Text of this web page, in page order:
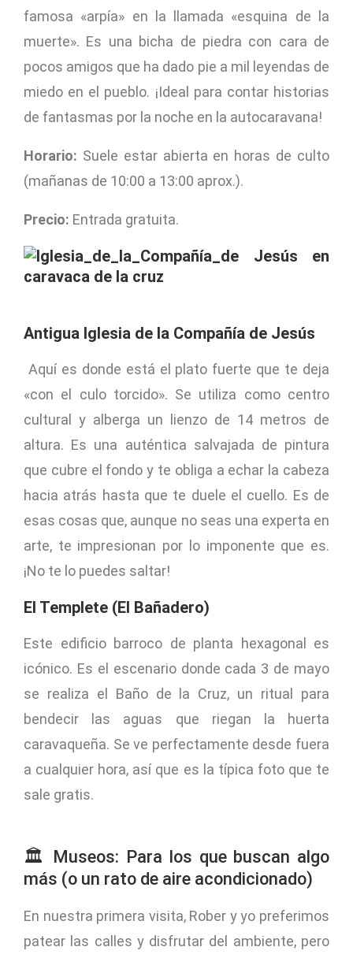
famosa «arpía» en la llamada «esquina de la
muerte». Es una bicha de piedra con cara de
pocos amigos que ha dado pie a mil leyendas de
miedo en el pueblo. ¡Ideal para contar historias
de fantasmas por la noche en la autocaravana!
Horario: Suele estar abierta en horas de culto
(mañanas de 10:00 a 13:00 aprox.).
Precio: Entrada gratuita.
Antigua Iglesia de la Compañía de Jesús
Aquí es donde está el plato fuerte que te deja
«con el culo torcido». Se utiliza como centro
cultural y alberga un lienzo de 14 metros de
altura. Es una auténtica salvajada de pintura
que cubre el fondo y te obliga a echar la cabeza
hacia atrás hasta que te duele el cuello. Es de
esas cosas que, aunque no seas una experta en
arte, te impresionan por lo imponente que es.
¡No te lo puedes saltar!
El Templete (El Bañadero)
Este edificio barroco de planta hexagonal es
icónico. Es el escenario donde cada 3 de mayo
se realiza el Baño de la Cruz, un ritual para
bendecir las aguas que riegan la huerta
caravaqueña. Se ve perfectamente desde fuera
a cualquier hora, así que es la típica foto que te
sale gratis.
🏛️ Museos: Para los que buscan algo
más (o un rato de aire acondicionado)
En nuestra primera visita, Rober y yo preferimos
patear las calles y disfrutar del ambiente, pero